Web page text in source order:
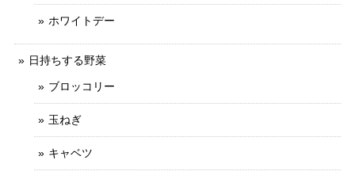
ホワイトデー
日持ちする野菜
ブロッコリー
玉ねぎ
キャベツ